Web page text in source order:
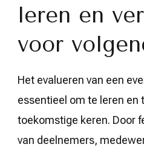
leren en
voor
Het evalueren van een
essentieel om te leren en
toekomstige keren. Door
van deelnemers,